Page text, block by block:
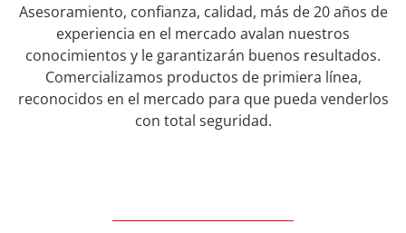
Asesoramiento, confianza, calidad, más de 20 años de
experiencia en el mercado avalan nuestros
conocimientos y le garantizarán buenos resultados.
Comercializamos productos de primiera línea,
reconocidos en el mercado para que pueda venderlos
con total seguridad.